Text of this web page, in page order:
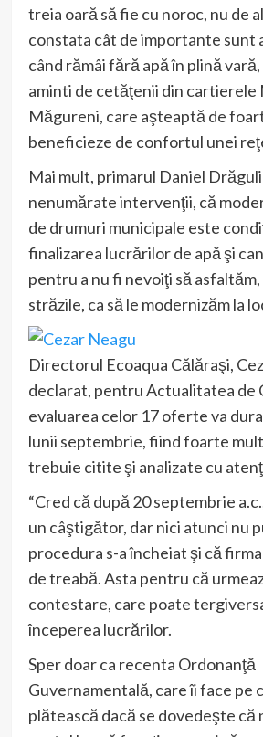
treia oară să fie cu noroc, nu de
constata cât de importante sunt
când rămâi fără apă în plină
aminti de cetăţenii din cartierele
Măgureni, care aşteaptă de
beneficieze de confortul unei
Mai mult, primarul Daniel
nenumărate intervenţii, că
de drumuri municipale este
finalizarea lucrărilor de apă şi
pentru a nu fi nevoiţi să
străzile, ca să le modernizăm la
Directorul Ecoaqua Călăraşi,
declarat, pentru Actualitatea de
evaluarea celor 17 oferte va
lunii septembrie, fiind foarte
trebuie citite şi analizate cu
“Cred că după 20 septembrie
un câştigător, dar nici atunci nu
procedura s-a încheiat şi că
de treabă. Asta pentru că
contestare, care poate
începerea lucrărilor.
Sper doar ca recenta Ordonanţă
Guvernamentală, care îi face pe
plătească dacă se dovedeşte că